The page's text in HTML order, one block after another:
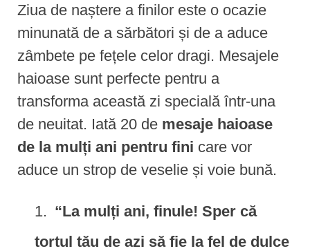
Ziua de naștere a finilor este o ocazie
minunată de a sărbători și de a aduce
zâmbete pe fețele celor dragi. Mesajele
haioase sunt perfecte pentru a
transforma această zi specială într-una
de neuitat. Iată 20 de mesaje haioase
de la mulți ani pentru fini care vor
aduce un strop de veselie și voie bună.
“La mulți ani, finule! Sper că
tortul tău de azi să fie la fel de dulce